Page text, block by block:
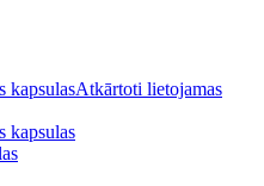
Atkārtoti lietojamas